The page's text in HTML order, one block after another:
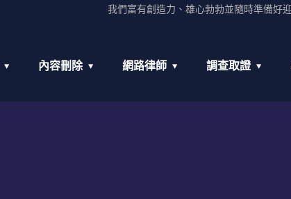
我們富有創造力、雄心勃勃並隨時準備好
內容刪除 網路律師 調查取證